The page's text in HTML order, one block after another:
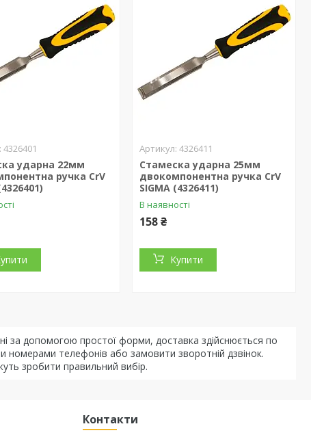
4326401
ударна 22мм
ручка CrV
4326411
Стамеска ударна 25мм
двокомпонентна ручка CrV
SIGMA (4326411)
В наявності
158 ₴
Купити
допомогою простої форми, доставка здійснюється по
номерами телефонів або замовити зворотній дзвінок.
зробити правильний вибір.
Контакти